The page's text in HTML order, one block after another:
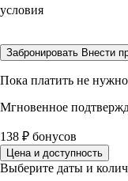
условия
Забронировать Внести
Пока платить не
Мгновенное
138 ₽ бонусов
Цена и доступность
Выберите даты и